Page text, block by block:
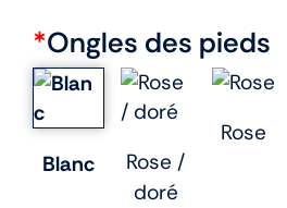
*Ongles des pieds
Blanc
Rose /
doré
Rose